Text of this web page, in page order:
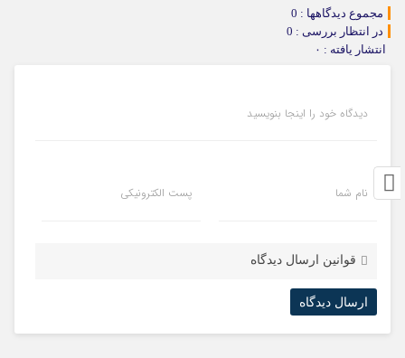
مجموع دیدگاهها : 0
در انتظار بررسی : 0
انتشار یافته : ۰
دیدگاه خود را اینجا بنویسید
نام شما پست الکترونیکی
قوانین ارسال دیدگاه